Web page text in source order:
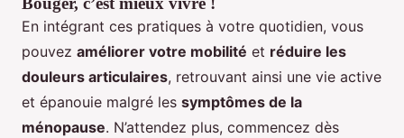
En intégrant ces pratiques à votre quotidien, vous
pouvez améliorer votre mobilité et réduire les
douleurs articulaires, retrouvant ainsi une vie active
et épanouie malgré les symptômes de la
ménopause. N’attendez plus, commencez dès